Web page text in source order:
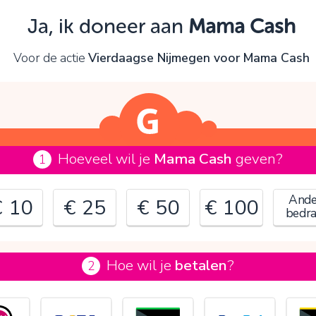
Ja, ik doneer aan Mama Cash
Voor de actieVierdaagse Nijmegen voor Mama Cash
1 Hoeveel wil je Mama Cash geven?
10 € 25 € 50 € 100
€
2 Hoe wil je betalen?
Oeps!
kunt nog niet verder vanwege:
OK